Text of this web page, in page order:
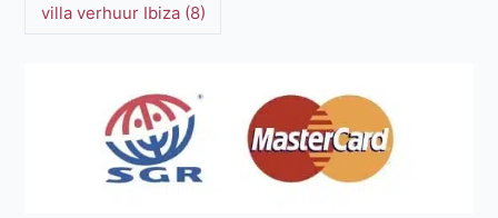
villa verhuur Ibiza(8)